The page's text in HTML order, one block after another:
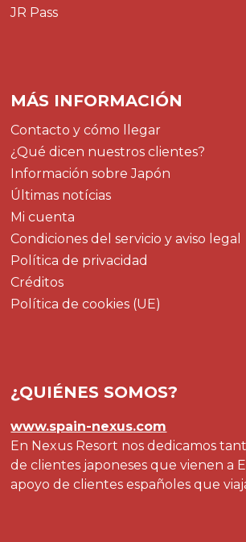
JR Pass
MÁS INFORMACIÓN
Contacto y cómo llegar
¿Qué dicen nuestros clientes?
Información sobre Japón
Últimas notícias
Mi cuenta
Condiciones del servicio y aviso legal
Política de privacidad
Créditos
Política de cookies (UE)
¿QUIÉNES SOMOS?
www.spain-nexus.com
En Nexus Resort nos dedicamos
de clientes japoneses que vienen a
apoyo de clientes españoles que